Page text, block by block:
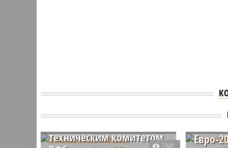
Черчесов отчитается о
выступлении сборной
техническим комитетом
2341
Евро-